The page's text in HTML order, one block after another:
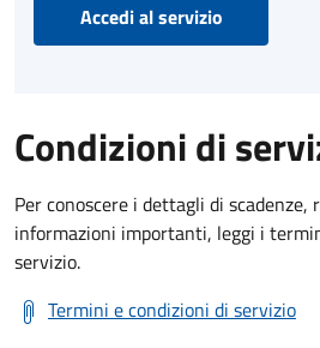
Accedi al servizio
Condizioni di
Per conoscere i dettagli di
informazioni importanti, leggi i
servizio.
Termini e condizioni di servizio